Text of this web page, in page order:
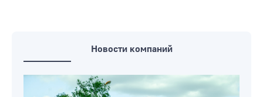
Новости компаний